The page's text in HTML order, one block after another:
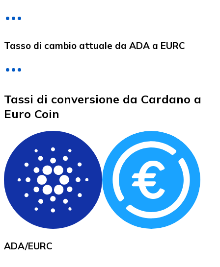
XRP
XRP
Tasso di cambio attuale da ADA a EURC
Tassi di conversione da Cardano a
Euro Coin
ADA/EURC